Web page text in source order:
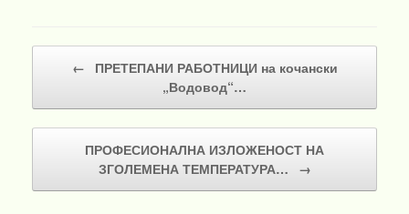
←
ПРЕТЕПАНИ РАБОТНИЦИ на кочански
„Водовод“…
ПРОФЕСИОНАЛНА ИЗЛОЖЕНОСТ НА
ЗГОЛЕМЕНА ТЕМПЕРАТУРА…
→